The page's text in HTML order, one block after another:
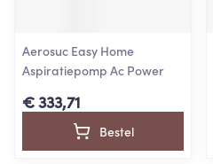
Aerosuc Easy Home
Aspiratiepomp Ac Power
€ 333,71
Bestel